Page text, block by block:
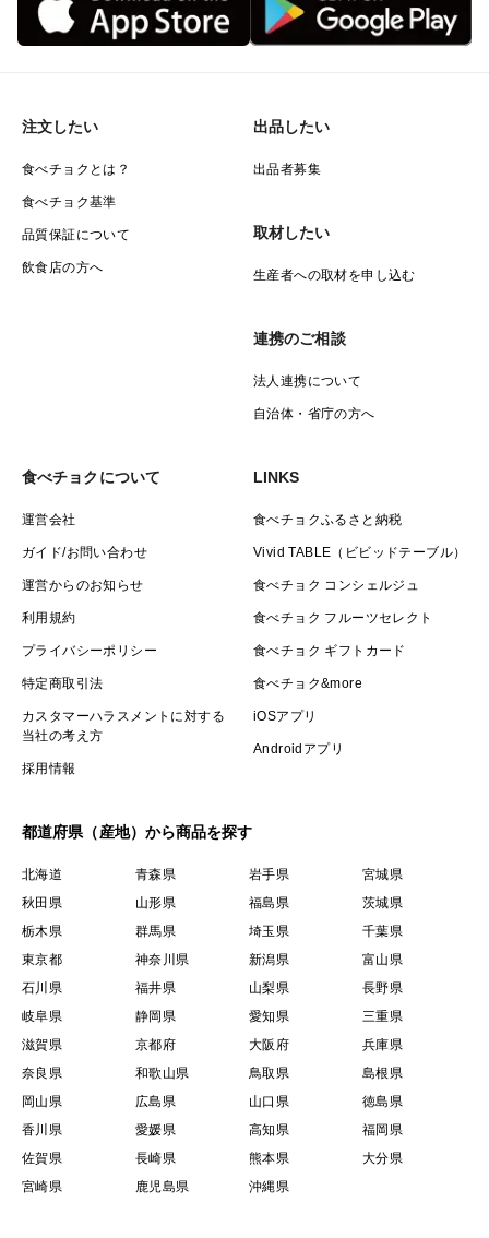
注文したい
食べチョクとは？
食べチョク基準
品質保証について
飲食店の方へ
出品したい
出品者募集
取材したい
生産者への取材を申し込む
連携のご相談
法人連携について
自治体・省庁の方へ
食べチョクについて
運営会社
ガイド/お問い合わせ
運営からのお知らせ
利用規約
プライバシーポリシー
特定商取引法
カスタマーハラスメントに対する
当社の考え方
採用情報
LINKS
食べチョクふるさと納税
Vivid TABLE（ビビッドテーブル）
食べチョク コンシェルジュ
食べチョク フルーツセレクト
食べチョク ギフトカード
食べチョク&more
iOSアプリ
Androidアプリ
都道府県（産地）から商品を探す
北海道 青森県 岩手県
宮城県
秋田県
山形県 福島県
茨城県
栃木県
群馬県 埼玉県
千葉県
東京都
神奈川県 新潟県
富山県
石川県
福井県 山梨県
長野県
岐阜県
静岡県 愛知県
三重県
滋賀県
京都府 大阪府
兵庫県
奈良県
和歌山県 鳥取県
島根県
岡山県
広島県 山口県
徳島県
香川県
愛媛県 高知県
福岡県
佐賀県
長崎県 熊本県
大分県
宮崎県
鹿児島県 沖縄県